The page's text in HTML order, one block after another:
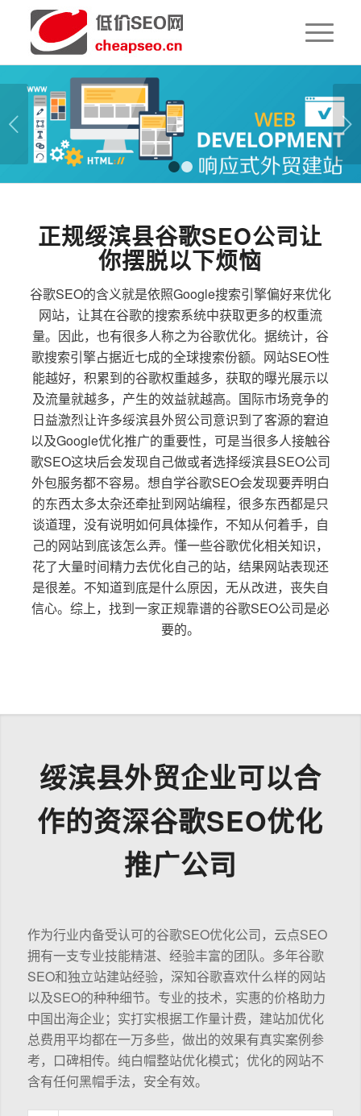
下一页
1 2
正规绥滨县谷歌SEO公司让
你摆脱以下烦恼
谷歌SEO的含义就是依照Google搜索引擎偏好来优化
网站，让其在谷歌的搜索系统中获取更多的权重流
量。因此，也有很多人称之为谷歌优化。据统计，谷
歌搜索引擎占据近七成的全球搜索份额。网站SEO性
能越好，积累到的谷歌权重越多，获取的曝光展示以
及流量就越多，产生的效益就越高。国际市场竞争的
日益激烈让许多绥滨县外贸公司意识到了客源的窘迫
以及Google优化推广的重要性，可是当很多人接触谷
歌SEO这块后会发现自己做或者选择绥滨县SEO公司
外包服务都不容易。想自学谷歌SEO会发现要弄明白
的东西太多太杂还牵扯到网站编程，很多东西都是只
谈道理，没有说明如何具体操作，不知从何着手，自
己的网站到底该怎么弄。懂一些谷歌优化相关知识，
花了大量时间精力去优化自己的站，结果网站表现还
是很差。不知道到底是什么原因，无从改进，丧失自
信心。综上，找到一家正规靠谱的谷歌SEO公司是必
要的。
绥滨县外贸企业可以合
作的资深谷歌SEO优化
推广公司
作为行业内备受认可的谷歌SEO优化公司，云点SEO
拥有一支专业技能精湛、经验丰富的团队。多年谷歌
SEO和独立站建站经验，深知谷歌喜欢什么样的网站
以及SEO的种种细节。专业的技术，实惠的价格助力
中国出海企业；实打实根据工作量计费，建站加优化
总费用平均都在一万多些，做出的效果有真实案例参
考，口碑相传。纯白帽整站优化模式；优化的网站不
含有任何黑帽手法，安全有效。